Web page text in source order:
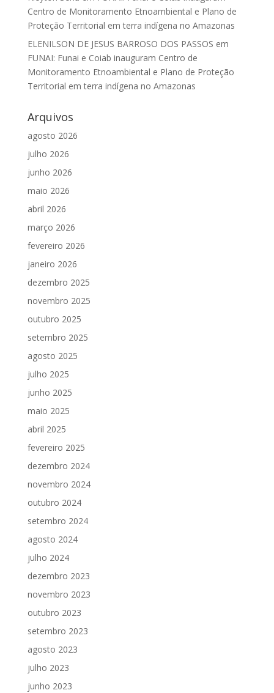
Centro de Monitoramento Etnoambiental e Plano de
Proteção Territorial em terra indígena no Amazonas
ELENILSON DE JESUS BARROSO DOS PASSOS em
FUNAI: Funai e Coiab inauguram Centro de
Monitoramento Etnoambiental e Plano de Proteção
Territorial em terra indígena no Amazonas
Arquivos
agosto 2026
julho 2026
junho 2026
maio 2026
abril 2026
março 2026
fevereiro 2026
janeiro 2026
dezembro 2025
novembro 2025
outubro 2025
setembro 2025
agosto 2025
julho 2025
junho 2025
maio 2025
abril 2025
fevereiro 2025
dezembro 2024
novembro 2024
outubro 2024
setembro 2024
agosto 2024
julho 2024
dezembro 2023
novembro 2023
outubro 2023
setembro 2023
agosto 2023
julho 2023
junho 2023